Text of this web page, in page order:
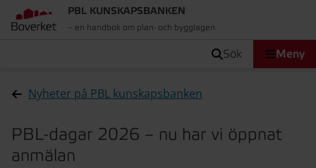
PBL KUNSKAPSBANKEN
– en handbok om plan- och bygglagen
sök Meny
Nyheter på PBL kunskapsbanken
PBL-dagar 2026 – nu har vi öppnat
anmälan